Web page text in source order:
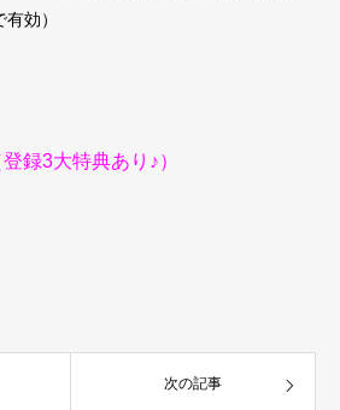
効）
録3大特典あり♪）
次の記事